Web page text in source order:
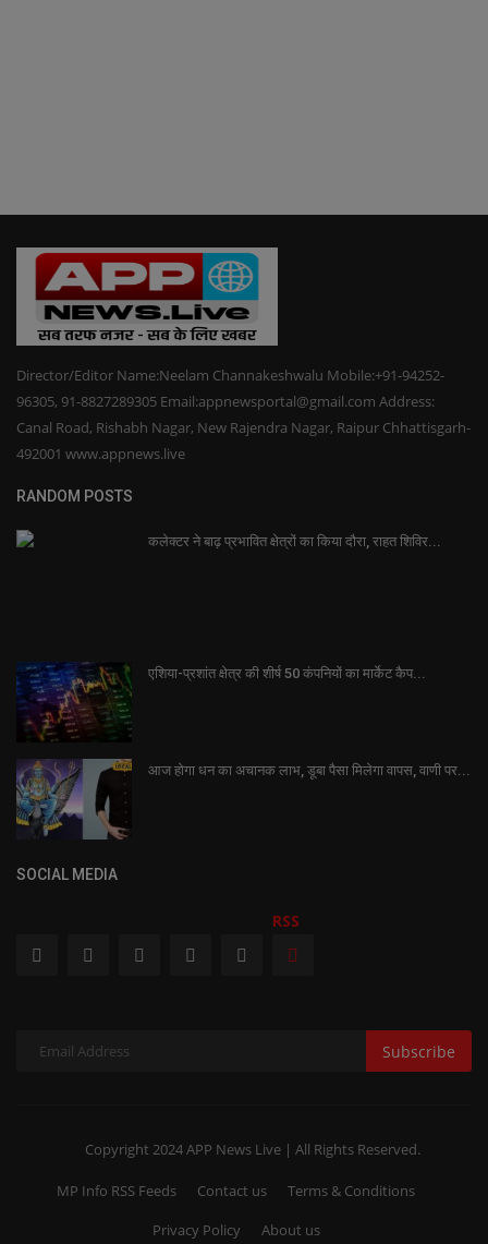
Director/Editor Name:Neelam Channakeshwalu Mobile:+91-94252-
96305, 91-8827289305 Email:appnewsportal@gmail.com Address:
Canal Road, Rishabh Nagar, New Rajendra Nagar, Raipur Chhattisgarh-
492001 www.appnews.live
RANDOM POSTS
कलेक्टर ने बाढ़ प्रभावित क्षेत्रों का किया दौरा, राहत शिविर...
एशिया-प्रशांत क्षेत्र की शीर्ष 50 कंपनियों का मार्केट कैप...
आज होगा धन का अचानक लाभ, डूबा पैसा मिलेगा वापस, वाणी पर...
SOCIAL MEDIA
RSS
Subscribe
Copyright 2024 APP News Live | All Rights Reserved.
MP Info RSS Feeds Contact us
Terms & Conditions
Privacy Policy
About us